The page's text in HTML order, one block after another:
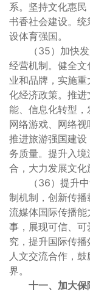
系。坚持文化惠
书香社会建设。
设体育强国。
（35）加快发
经营机制。健全
业和品牌，实施
化经济政策。推
能、信息化转型，
网络游戏、网络视
推进旅游强国建
务质量。提升入
合，大力发展文化
（36）提升中
制机制，创新传
流媒体国际传播
事，展现可信、
究，提升国际传
人文交流合作，
界。
十一、加大